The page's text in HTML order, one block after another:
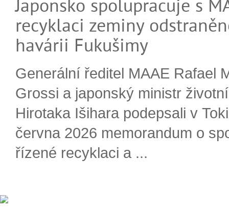
Japonsko spolupracuje s
recyklaci zeminy
havárii Fukušimy
Generální ředitel MAAE Rafael
Grossi a japonský ministr
Hirotaka Išihara podepsali v
června 2026 memorandum o
řízené recyklaci a ...